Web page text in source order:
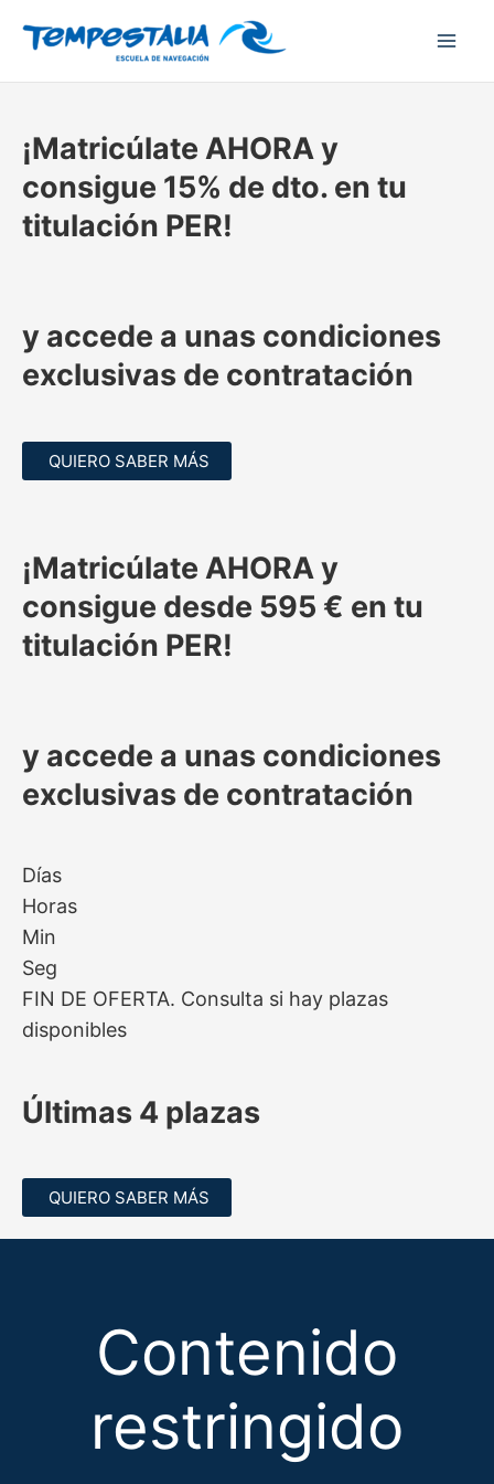
¡Matricúlate AHORA y
consigue 15% de dto. en tu
titulación PER!
y accede a unas condiciones
exclusivas de contratación
QUIERO SABER MÁS
¡Matricúlate AHORA y
consigue desde 595 € en tu
titulación PER!
y accede a unas condiciones
exclusivas de contratación
Días
Horas
Min
Seg
FIN DE OFERTA. Consulta si hay plazas
disponibles
Últimas 4 plazas
QUIERO SABER MÁS
Contenido
restringido